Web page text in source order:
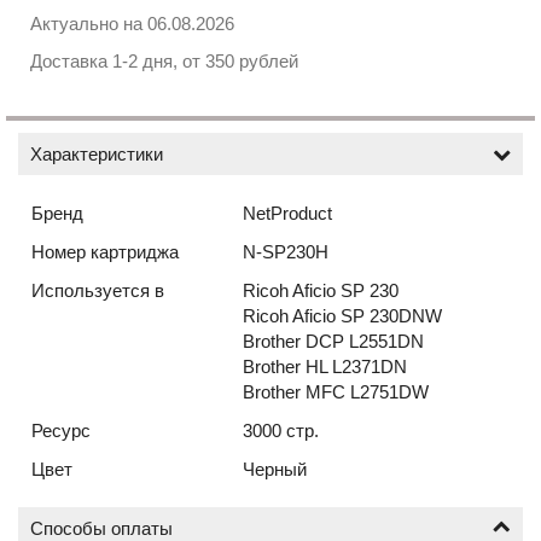
Актуально на 06.08.2026
Доставка 1-2 дня, от 350 рублей
Характеристики
Бренд
NetProduct
Номер картриджа
N-SP230H
Используется в
Ricoh Aficio SP 230
Ricoh Aficio SP 230DNW
Brother DCP L2551DN
Brother HL L2371DN
Brother MFC L2751DW
Ресурс
3000 стр.
Цвет
Черный
Способы оплаты